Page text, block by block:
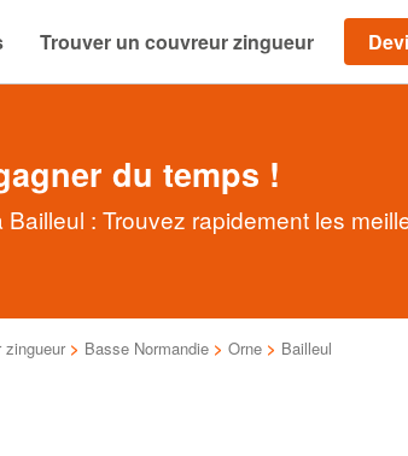
Trouver un couvreur zingueur
du temps !
: Trouvez rapidement les
zingueur > Basse Normandie > Orne > Bailleul